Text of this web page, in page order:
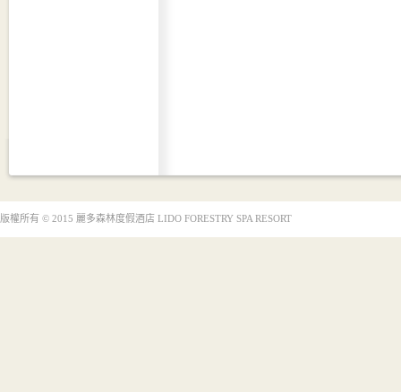
版權所有 © 2015 麗多森林度假酒店 LIDO FORESTRY SPA RESORT